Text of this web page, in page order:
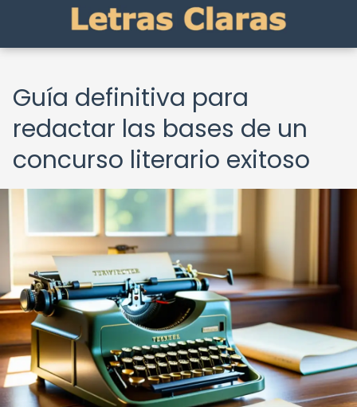
Guía definitiva para
redactar las bases de un
concurso literario exitoso